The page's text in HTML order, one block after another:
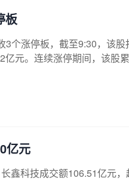
板
3个涨停板，截至9:30，该
亿元。连续涨停期间，该股
卖出1.15亿元，营业部席位
万元，同比变动区间为
亿元
鑫科技成交额106.51亿元